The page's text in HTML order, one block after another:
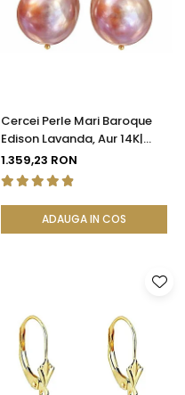
Cercei Perle Mari Baroque
Edison Lavanda, Aur 14K|
KASKADDA®
1.359,23 RON
ADAUGA IN COS